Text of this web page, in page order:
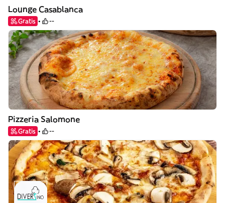
Lounge Casablanca
Gratis --
Pizzeria Salomone
Gratis --